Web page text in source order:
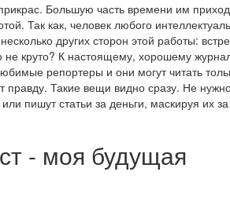
Большую часть времени им
Так как, человек любого
других сторон этой работы:
круто? К настоящему, хорошему
репортеры и они могут читать
Такие вещи видно сразу. Не
пишут статьи за деньги, маскируя их
- моя будущая